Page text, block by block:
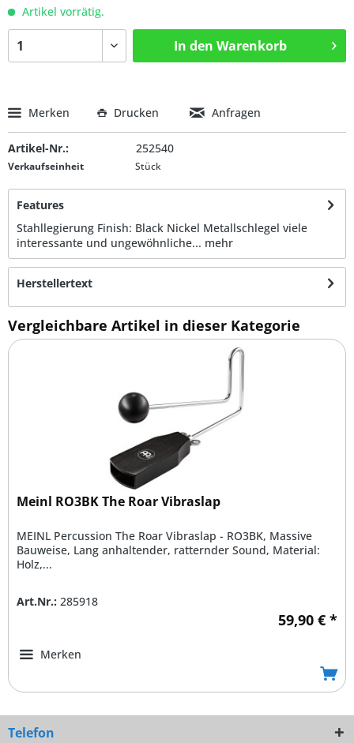
Artikel vorrätig.
In den Warenkorb
Merken Drucken Anfragen
Artikel-Nr.: 252540
Verkaufseinheit Stück
Features
Stahllegierung Finish: Black Nickel Metallschlegel viele
interessante und ungewöhnliche... mehr
Herstellertext
Vergleichbare Artikel in dieser Kategorie
Meinl RO3BK The Roar Vibraslap
MEINL Percussion The Roar Vibraslap - RO3BK, Massive
Bauweise, Lang anhaltender, ratternder Sound, Material:
Holz,...
Art.Nr.: 285918
59,90 € *
Merken
Telefon